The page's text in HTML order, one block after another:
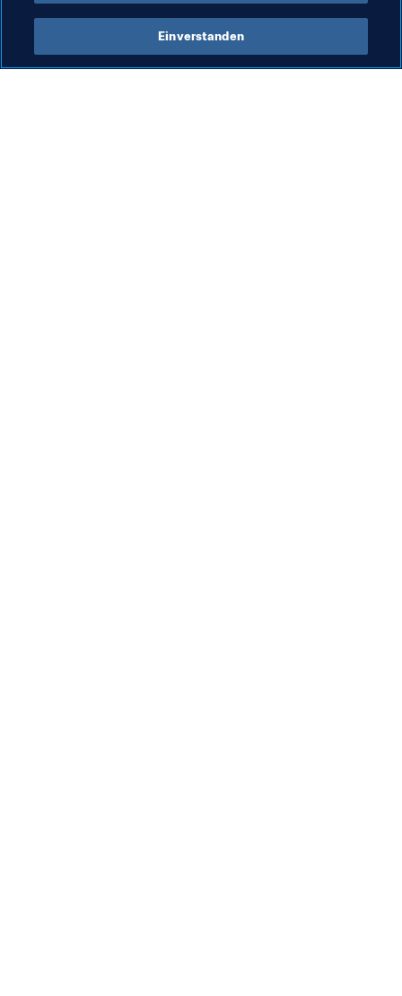
FIFA-Präsident
Einverstanden